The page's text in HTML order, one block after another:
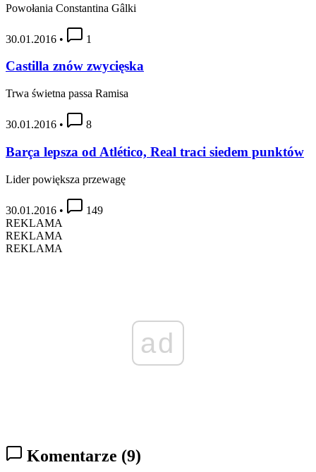
Powołania Constantina Gâlki
30.01.2016 • 1
Castilla znów zwycięska
Trwa świetna passa Ramisa
30.01.2016 • 8
Barça lepsza od Atlético, Real traci siedem punktów
Lider powiększa przewagę
30.01.2016 •
149
REKLAMA
REKLAMA
REKLAMA
ad
Komentarze (9)